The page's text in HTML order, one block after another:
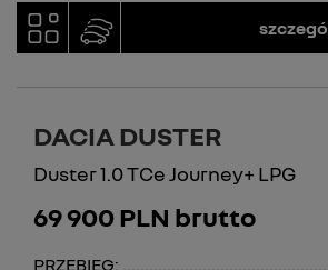
DACIA DUSTER
Duster 1.0 TCe Journey+ LPG
69 900 PLN brutto
PRZEBIEG: